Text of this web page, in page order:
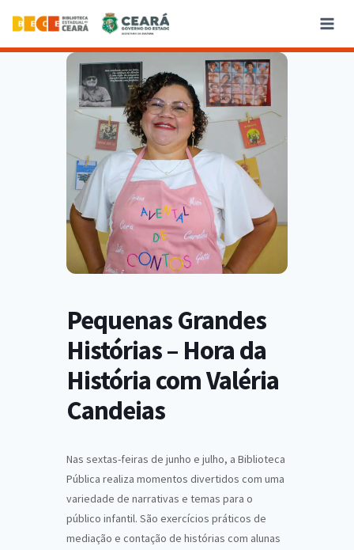
Pequenas Grandes
Histórias – Hora da
História com Valéria
Candeias
Nas sextas-feiras de junho e julho, a Biblioteca
Pública realiza momentos divertidos com uma
variedade de narrativas e temas para o
público infantil. São exercícios práticos de
mediação e contação de histórias com alunas